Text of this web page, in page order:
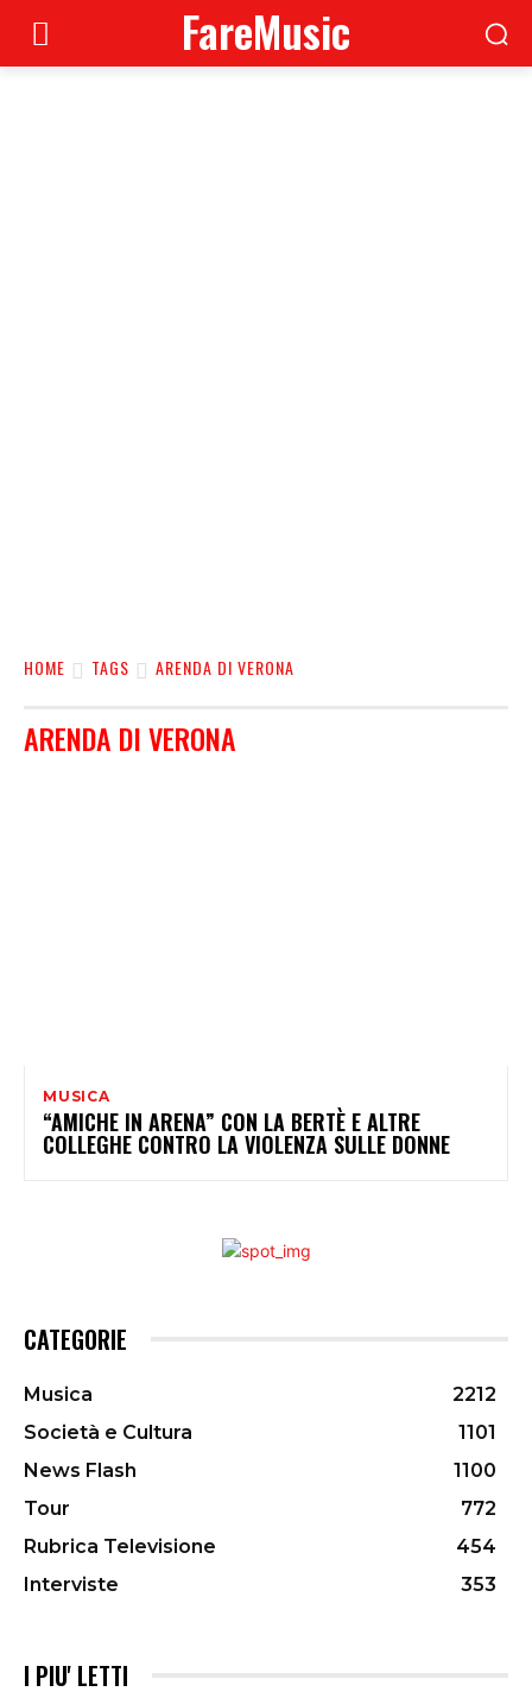
FareMusic
HOME TAGS ARENDA DI VERONA
ARENDA DI VERONA
MUSICA
“AMICHE IN ARENA” CON LA BERTÈ E ALTRE
COLLEGHE CONTRO LA VIOLENZA SULLE DONNE
CATEGORIE
Musica
2212
Società e Cultura
1101
News Flash
1100
Tour
772
Rubrica Televisione
454
Interviste
353
I PIU' LETTI